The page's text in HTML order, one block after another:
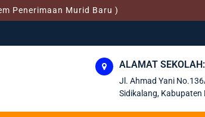
Penerimaan Murid Baru )
ALAMAT SEKOLAH:
Jl. Ahmad Yani
Sidikalang, Kabupaten